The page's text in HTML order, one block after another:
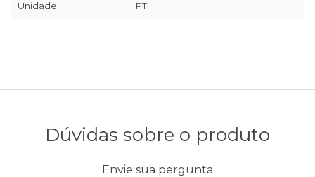
Unidade PT
Dúvidas sobre o produto
Envie sua pergunta